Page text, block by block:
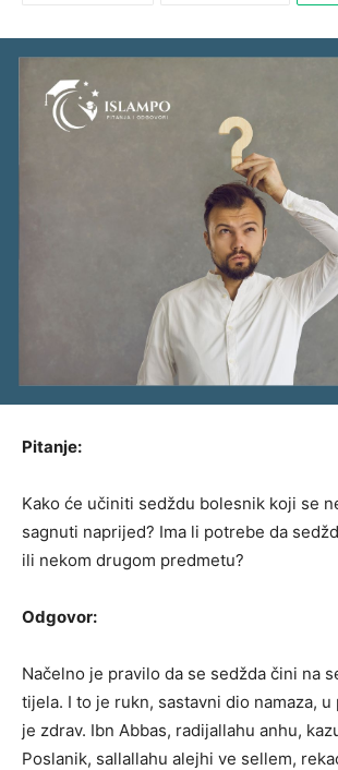
Pitanje:
Kako će učiniti sedždu bolesnik koji se
sagnuti naprijed? Ima li potrebe da
ili nekom drugom predmetu?
Odgovor:
Načelno je pravilo da se sedžda čini na
tijela. I to je rukn, sastavni dio namaza,
je zdrav. Ibn Abbas, radijallahu anhu,
Poslanik, sallallahu alejhi ve sellem,